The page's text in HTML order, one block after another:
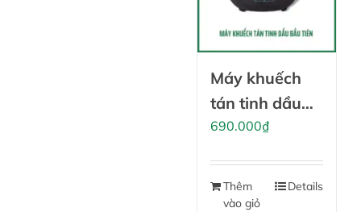
Máy khuếch
tán tinh dầu
Bầu tiên
690.000₫
Thêm
vào giỏ
Details